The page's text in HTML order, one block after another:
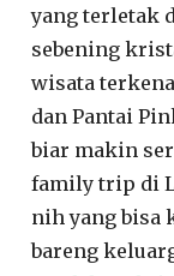
yang terletak
sebening
wisata
dan Pantai
biar makin
family trip di
nih yang bisa
bareng